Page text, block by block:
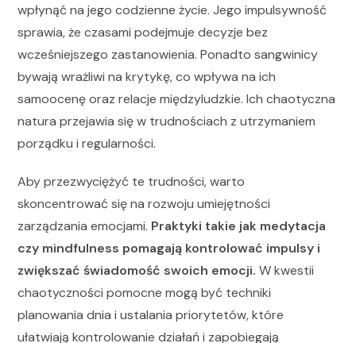
wpłynąć na jego codzienne życie. Jego impulsywność
sprawia, że czasami podejmuje decyzje bez
wcześniejszego zastanowienia. Ponadto sangwinicy
bywają wrażliwi na krytykę, co wpływa na ich
samoocenę oraz relacje międzyludzkie. Ich chaotyczna
natura przejawia się w trudnościach z utrzymaniem
porządku i regularności.
Aby przezwyciężyć te trudności, warto
skoncentrować się na rozwoju umiejętności
zarządzania emocjami. Praktyki takie jak medytacja
czy mindfulness pomagają kontrolować impulsy i
zwiększać świadomość swoich emocji. W kwestii
chaotyczności pomocne mogą być techniki
planowania dnia i ustalania priorytetów, które
ułatwiają kontrolowanie działań i zapobiegają